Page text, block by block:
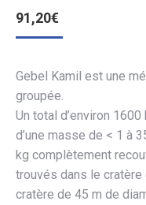
91,20€
Gebel Kamil est une
groupée.
Un total d’environ
d’une masse de < 1 à
kg complètement
trouvés dans le cratère
cratère de 45 m de